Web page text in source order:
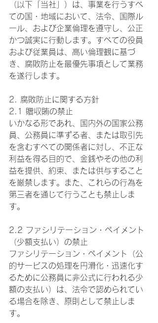
（以下「当社」）は、事業を行うすべ
ての国・地域において、法令、国際ル
ール、および企業倫理を遵守し、公正
かつ誠実に行動します。すべての役員
および従業員は、高い倫理観に基づ
き、腐敗防止を最優先事項として業務
を遂行します。
2. 腐敗防止に関する方針
2.1 贈収賄の禁止
いかなる形であれ、国内外の国家公務
員、公務員に準ずる者、または取引先
を含むすべての関係者に対し、不正な
利益を得る目的で、金銭やその他の利
益を提供、約束、または供与すること
を厳禁します。また、これらの行為を
第三者を通じて行うことも禁止しま
す。
2.2 ファシリテーション・ペイメント
（少額支払い）の禁止
ファシリテーション・ペイメント（公
的サービスの処理を円滑化・迅速化す
るために公務員に非公式に行われる少
額の支払い）は、法令で認められてい
る場合を除き、原則として禁止しま
す。